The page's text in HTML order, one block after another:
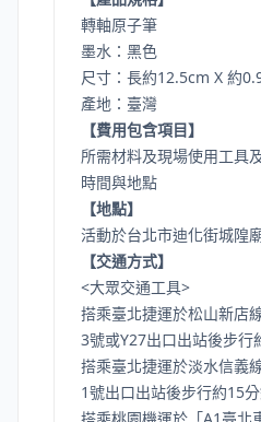
轉軸原子筆
墨水：黑色
尺寸：長約12.5cm X 約
產地：臺灣
【費用包含項目】
所需材料及現場使用工具
時間與地點
【地點】
活動於台北市迪化街城隍
【交通方式】
<大眾交通工具>
搭乘臺北捷運於松山新店
3號或Y27出口出站後步行
搭乘臺北捷運於淡水信義
1號出口出站後步行約15分